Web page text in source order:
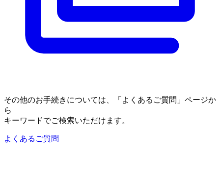
その他のお手続きについては、「よくあるご質問」ページか
ら
キーワードでご検索いただけます。
よくあるご質問